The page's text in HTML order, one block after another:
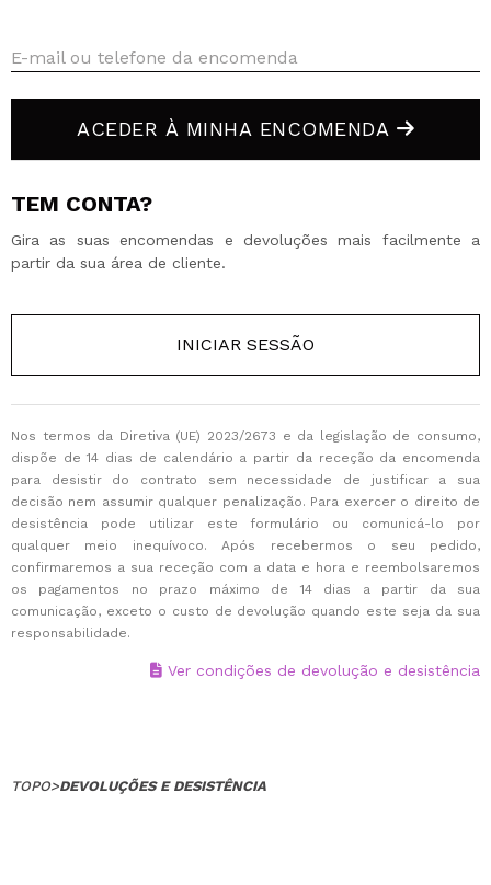
QUERO REGISTAR-ME
Ao criar uma conta no Maquibeauty.pt pode fazer as suas
compras rapidamente, verificar o estado das suas
encomendas e consultar as suas operações anteriores.
E-mail ou telefone da encomenda
ACEDER À MINHA ENCOMENDA
TEM CONTA?
Gira as suas encomendas e devoluções mais facilmente a
partir da sua área de cliente.
INICIAR SESSÃO
Nos termos da Diretiva (UE) 2023/2673 e da legislação de consumo,
dispõe de 14 dias de calendário a partir da receção da encomenda
para desistir do contrato sem necessidade de justificar a sua
decisão nem assumir qualquer penalização. Para exercer o direito de
desistência pode utilizar este formulário ou comunicá-lo por
qualquer meio inequívoco. Após recebermos o seu pedido,
confirmaremos a sua receção com a data e hora e reembolsaremos
os pagamentos no prazo máximo de 14 dias a partir da sua
comunicação, exceto o custo de devolução quando este seja da sua
responsabilidade.
Ver condições de devolução e desistência
TOPO>DEVOLUÇÕES E DESISTÊNCIA